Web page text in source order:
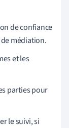
de confiance
médiation.
et les
parties pour
le suivi, si